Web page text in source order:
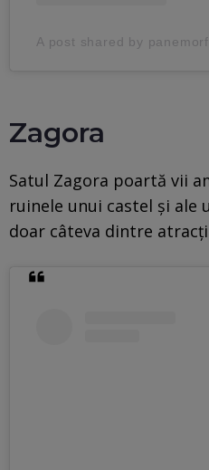
Zagora
Satul Zagora poartă vii
ruinele unui castel și ale
doar câteva dintre